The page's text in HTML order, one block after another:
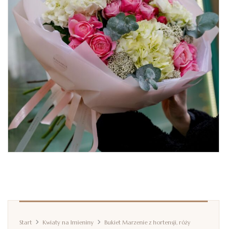
Start Kwiaty na Imieniny
Bukiet Marzenie z hortensji, róży